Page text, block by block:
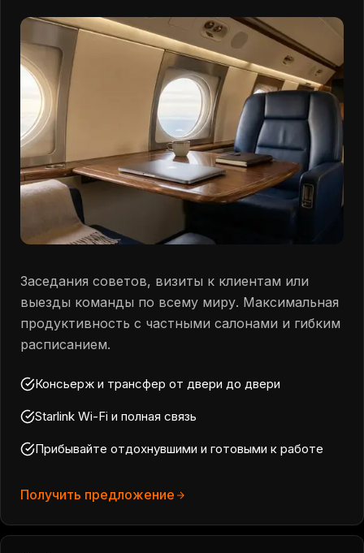
Заседания советов, визиты к клиентам или
выезды команды по всему миру. Максимальная
продуктивность с частными салонами и гибким
расписанием.
Консьерж и трансфер от двери до двери
Starlink Wi-Fi и полная связь
Прибывайте отдохнувшими и готовыми к работе
Получить предложение